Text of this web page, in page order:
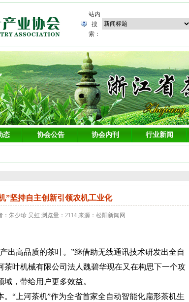
站内
搜
索：
态 协会公告 协会内刊 行业新闻
”坚持自主创新引领农机工业化
：朱少珍 吴虹 浏览量：2114 来源：松阳新闻网
出高品质的茶叶。”继借助无线通讯技术研发出全自
叶机械有限公司法人魏碧华现在又在构思下一个攻
，带给用户更多效益。
“上河茶机”作为全省首家全自动智能化扁形茶机生